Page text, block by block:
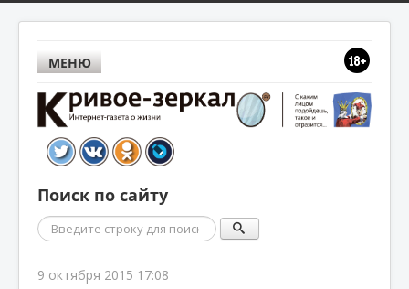
МЕНЮ
Поиск по сайту
Поиск
9 октября 2015 17:08